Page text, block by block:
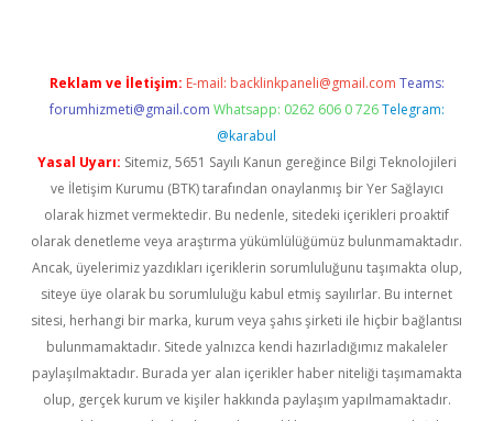
Reklam ve İletişim: E-mail: backlinkpaneli@gmail.com Teams:
forumhizmeti@gmail.com Whatsapp: 0262 606 0 726 Telegram:
@karabul
Yasal Uyarı: Sitemiz, 5651 Sayılı Kanun gereğince Bilgi Teknolojileri
ve İletişim Kurumu (BTK) tarafından onaylanmış bir Yer Sağlayıcı
olarak hizmet vermektedir. Bu nedenle, sitedeki içerikleri proaktif
olarak denetleme veya araştırma yükümlülüğümüz bulunmamaktadır.
Ancak, üyelerimiz yazdıkları içeriklerin sorumluluğunu taşımakta olup,
siteye üye olarak bu sorumluluğu kabul etmiş sayılırlar. Bu internet
sitesi, herhangi bir marka, kurum veya şahıs şirketi ile hiçbir bağlantısı
bulunmamaktadır. Sitede yalnızca kendi hazırladığımız makaleler
paylaşılmaktadır. Burada yer alan içerikler haber niteliği taşımamakta
olup, gerçek kurum ve kişiler hakkında paylaşım yapılmamaktadır.